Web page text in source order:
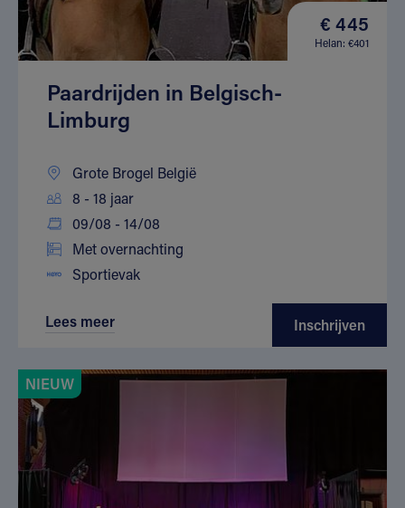
€ 445
Helan: €401
Paardrijden in Belgisch-
Limburg
Grote Brogel België
8 - 18 jaar
09/08 - 14/08
Met overnachting
Sportievak
Lees meer Inschrijven
NIEUW